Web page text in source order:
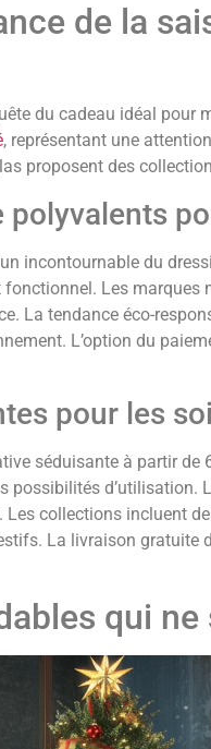
de la
du cadeau idéal pour
, représentant une
proposent des
polyvalents
incontournable du
Les
La tendance éco-
L’option du
pour les
séduisante à partir de
d’utilisation.
Les collections incluent
La livraison gratuite
qui